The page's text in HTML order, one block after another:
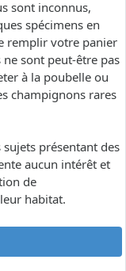
sont inconnus,
spécimens en
remplir votre panier
sont peut-être pas
à la poubelle ou
champignons rares
présentant des
aucun intérêt et
de
habitat.